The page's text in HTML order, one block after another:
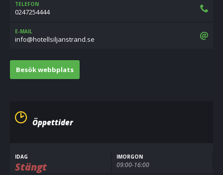
TELEFON
0247254444
E-MAIL
es.dnartsnajlislletoh@ofni
Besök webbplats
Öppettider
IDAG
Stängt
IMORGON
09:00-16:00